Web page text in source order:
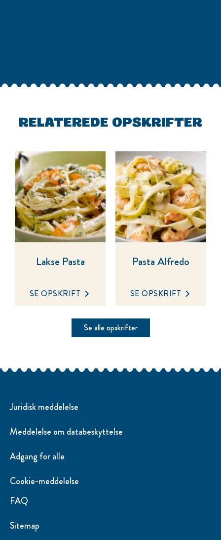
RELATEREDE OPSKRIFTER
Lakse Pasta
SE OPSKRIFT
Pasta Alfredo
SE OPSKRIFT
Se alle opskrifter
Juridisk meddelelse
Meddelelse om databeskyttelse
Adgang for alle
Cookie-meddelelse
Ændre Indstillingerne
FAQ